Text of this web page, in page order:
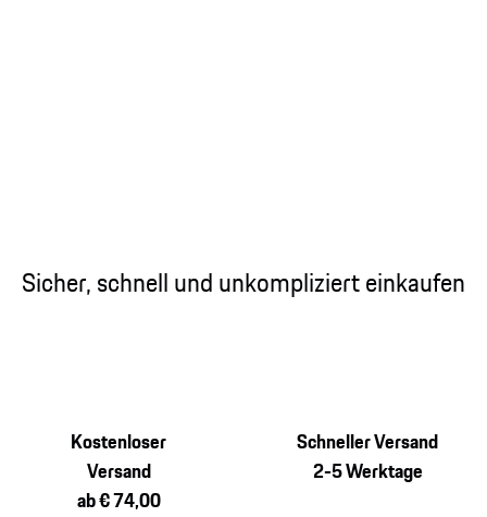
Sicher, schnell und unkompliziert einkaufen
Kostenloser
Versand
ab € 74,00
Schneller Versand
2-5 Werktage